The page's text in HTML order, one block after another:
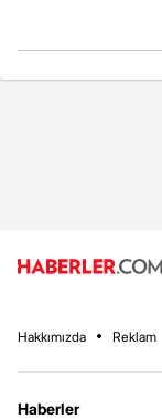
Hakkımızda Reklam
Haberler